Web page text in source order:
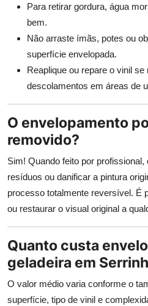
Para retirar gordura, água
bem.
Não arraste ímãs, potes ou
superfície envelopada.
Reaplique ou repare o vinil
descolamentos em áreas de
O envelopamento
removido?
Sim! Quando feito por
resíduos ou danificar a pintura
processo totalmente reversível. É
ou restaurar o visual original a
Quanto custa
geladeira em
O valor médio varia conforme o
superfície, tipo de vinil e